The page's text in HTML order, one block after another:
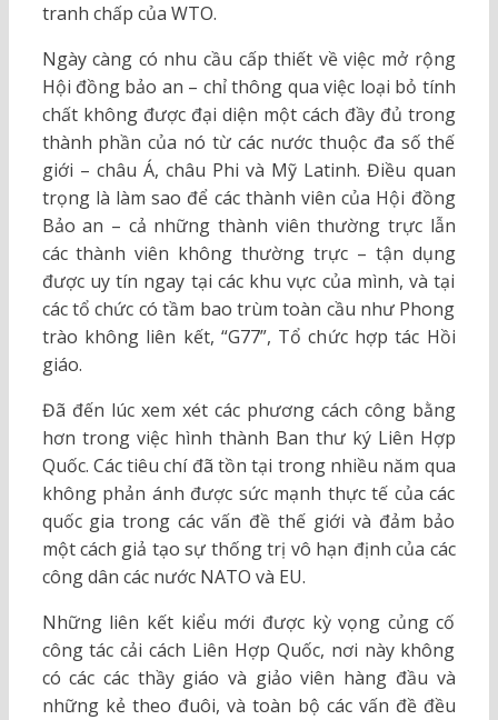
tranh chấp của WTO.
Ngày càng có nhu cầu cấp thiết về việc mở rộng
Hội đồng bảo an – chỉ thông qua việc loại bỏ tính
chất không được đại diện một cách đầy đủ trong
thành phần của nó từ các nước thuộc đa số thế
giới – châu Á, châu Phi và Mỹ Latinh. Điều quan
trọng là làm sao để các thành viên của Hội đồng
Bảo an – cả những thành viên thường trực lẫn
các thành viên không thường trực – tận dụng
được uy tín ngay tại các khu vực của mình, và tại
các tổ chức có tầm bao trùm toàn cầu như Phong
trào không liên kết, “G77”, Tổ chức hợp tác Hồi
giáo.
Đã đến lúc xem xét các phương cách công bằng
hơn trong việc hình thành Ban thư ký Liên Hợp
Quốc. Các tiêu chí đã tồn tại trong nhiều năm qua
không phản ánh được sức mạnh thực tế của các
quốc gia trong các vấn đề thế giới và đảm bảo
một cách giả tạo sự thống trị vô hạn định của các
công dân các nước NATO và EU.
Những liên kết kiểu mới được kỳ vọng củng cố
công tác cải cách Liên Hợp Quốc, nơi này không
có các các thầy giáo và giảo viên hàng đầu và
những kẻ theo đuôi, và toàn bộ các vấn đề đều